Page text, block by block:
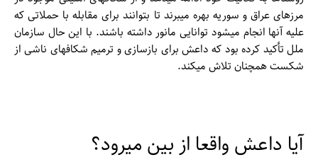
مرزهای عراق و سوریه بهره می­برند تا بتوانند برای مقابله با حملاتی که
علیه آن­ها انجام می­شود توانایی مانور داشته باشند. با این حال سازمان
ملل تأکید کرده بود که داعش برای بازسازی و ترمیم شکاف­های ناشی از
شکست همچنان تلاش می­کند.
آیا داعش واقعا از بین می­رود؟